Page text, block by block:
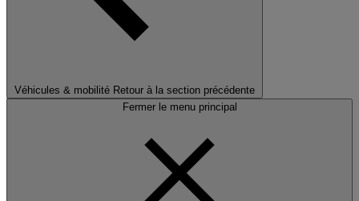
Véhicules & mobilité Retour à la section précédente
Fermer le menu principal